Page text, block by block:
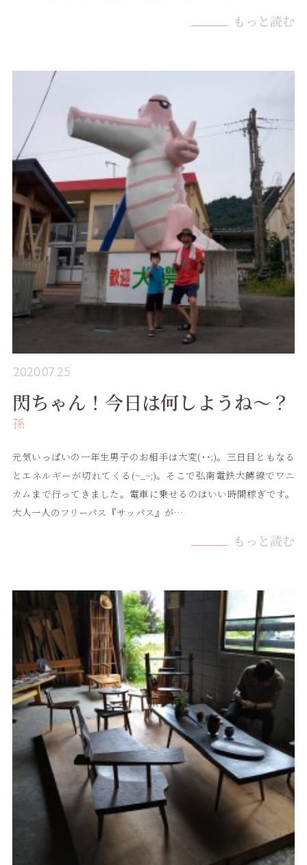
もっと読む
2020.07.25
閃ちゃん！今日は何しようね〜？
孫
元気いっぱいの一年生男子のお相手は大変(･･;)。三日目ともなる
とエネルギーが切れてくる(~_~;)。そこで弘南電鉄大鰐線でワニ
カムまで行ってきました。電車に乗せるのはいい時間稼ぎです。
大人一人のフリーパス『サッパス』が…
もっと読む